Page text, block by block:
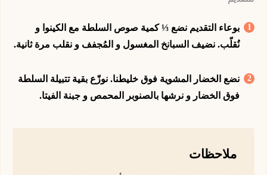
بوعاء التقديم نضع ⅓ كمية صوص السلطة مع الكينوا و
نُقلّب. نضيف السبانخ المغسول و المُجفف و نقلب مرة ثانية.
نضع الخضار المشوية فوق خليطنا. نوزّع بقية تتبيلة السلطة
فوق الخضار و نرشها بالصنوبر المحمص و جبنة الفيتا.
ملاحظات